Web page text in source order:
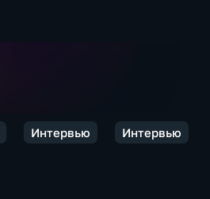
Интервью Интервью